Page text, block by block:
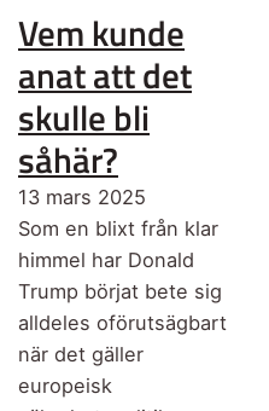
Vem kunde
anat att det
skulle bli
såhär?
13 mars 2025
Som en blixt från klar
himmel har Donald
Trump börjat bete sig
alldeles oförutsägbart
när det gäller
europeisk